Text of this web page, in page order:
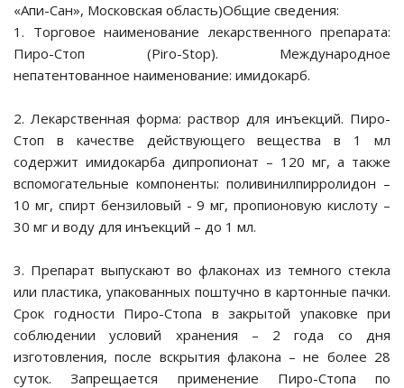
«Апи-Сан», Московская область)Общие сведения:
1. Торговое наименование лекарственного препарата:
Пиро-Стоп (Piro-Stop). Международное
непатентованное наименование: имидокарб.
2. Лекарственная форма: раствор для инъекций. Пиро-
Стоп в качестве действующего вещества в 1 мл
содержит имидокарба дипропионат – 120 мг, а также
вспомогательные компоненты: поливинилпирролидон –
10 мг, спирт бензиловый - 9 мг, пропионовую кислоту –
30 мг и воду для инъекций – до 1 мл.
3. Препарат выпускают во флаконах из темного стекла
или пластика, упакованных поштучно в картонные пачки.
Срок годности Пиро-Стопа в закрытой упаковке при
соблюдении условий хранения – 2 года со дня
изготовления, после вскрытия флакона – не более 28
суток. Запрещается применение Пиро-Стопа по